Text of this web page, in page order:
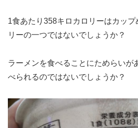
1食あたり358キロカロリーはカップ
リーの一つではないでしょうか？
ラーメンを食べることにためらいが
べられるのではないでしょうか？